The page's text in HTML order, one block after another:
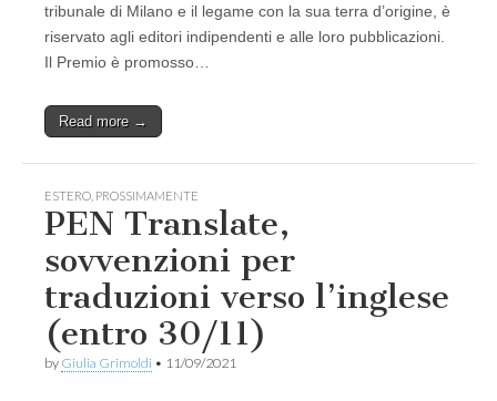
tribunale di Milano e il legame con la sua terra d’origine, è
riservato agli editori indipendenti e alle loro pubblicazioni.
Il Premio è promosso…
Read more →
ESTERO PROSSIMAMENTE
PEN Translate,
sovvenzioni per
traduzioni verso l’inglese
(entro 30/11)
by Giulia Grimoldi • 11/09/2021